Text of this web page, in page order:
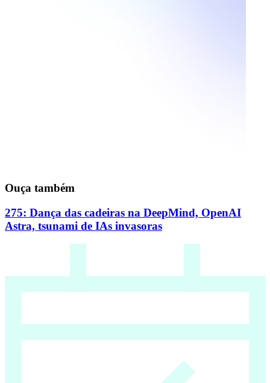
Ouça também
275: Dança das cadeiras na DeepMind, OpenAI
Astra, tsunami de IAs invasoras